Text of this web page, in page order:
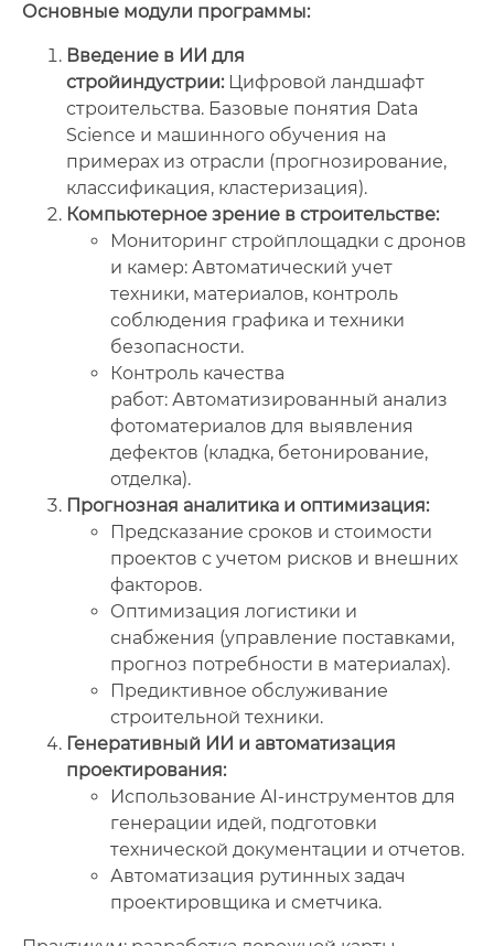
Основные модули программы:
Введение в ИИ для
стройиндустрии:Цифровой ландшафт
строительства. Базовые понятия Data
Science и машинного обучения на
примерах из отрасли (прогнозирование,
классификация, кластеризация).
Компьютерное зрение в строительстве:
Мониторинг стройплощадки с дронов
и камер: Автоматический учет
техники, материалов, контроль
соблюдения графика и техники
безопасности.
Контроль качества
работ: Автоматизированный анализ
фотоматериалов для выявления
дефектов (кладка, бетонирование,
отделка).
Прогнозная аналитика и оптимизация:
Предсказание сроков и стоимости
проектов с учетом рисков и внешних
факторов.
Оптимизация логистики и
снабжения (управление поставками,
прогноз потребности в материалах).
Предиктивное обслуживание
строительной техники.
Генеративный ИИ и автоматизация
проектирования:
Использование AI-инструментов для
генерации идей, подготовки
технической документации и отчетов.
Автоматизация рутинных задач
проектировщика и сметчика.